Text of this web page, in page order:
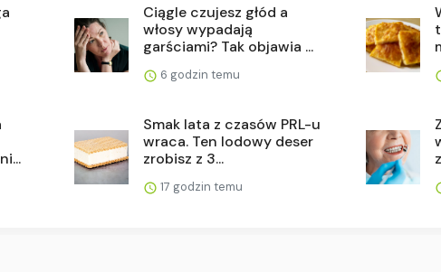
Ciągle czujesz głód a
włosy wypadają
garściami? Tak objawia ...
6 godzin temu
Smak lata z czasów PRL-u
wraca. Ten lodowy deser
zrobisz z 3...
17 godzin temu